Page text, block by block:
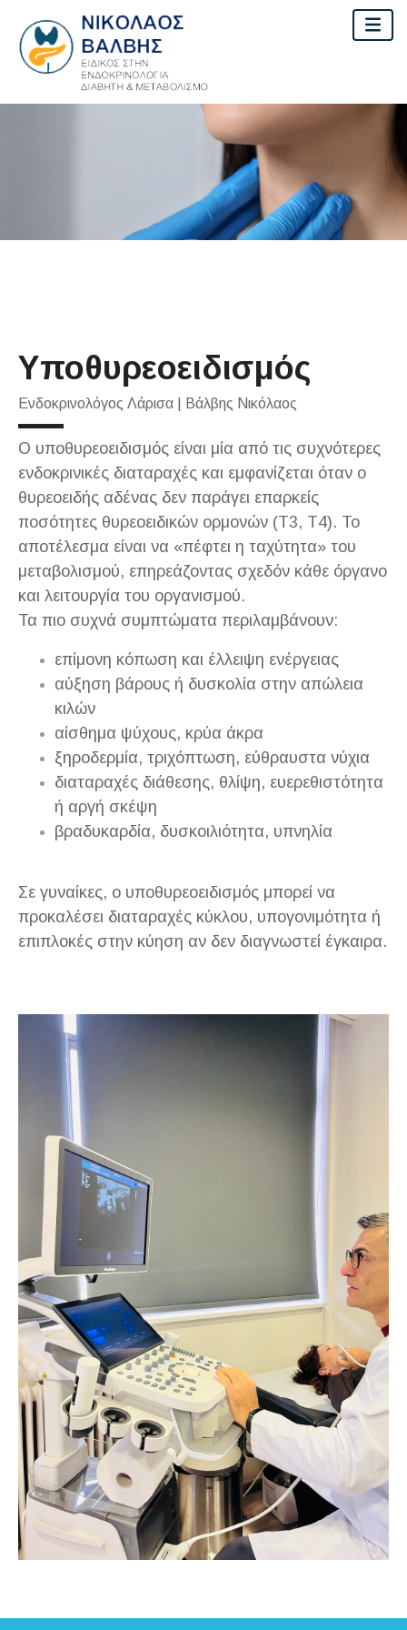
Υποθυρεοειδισμός
Ενδοκρινολόγος Λάρισα | Βάλβης Νικόλαος
Ο υποθυρεοειδισμός είναι μία από τις συχνότερες
ενδοκρινικές διαταραχές και εμφανίζεται όταν ο
θυρεοειδής αδένας δεν παράγει επαρκείς
ποσότητες θυρεοειδικών ορμονών (Τ3, Τ4). Το
αποτέλεσμα είναι να «πέφτει η ταχύτητα» του
μεταβολισμού, επηρεάζοντας σχεδόν κάθε όργανο
και λειτουργία του οργανισμού.
Τα πιο συχνά συμπτώματα περιλαμβάνουν:
επίμονη κόπωση και έλλειψη ενέργειας
αύξηση βάρους ή δυσκολία στην απώλεια
κιλών
αίσθημα ψύχους, κρύα άκρα
ξηροδερμία, τριχόπτωση, εύθραυστα νύχια
διαταραχές διάθεσης, θλίψη, ευερεθιστότητα
ή αργή σκέψη
βραδυκαρδία, δυσκοιλιότητα, υπνηλία
Σε γυναίκες, ο υποθυρεοειδισμός μπορεί να
προκαλέσει διαταραχές κύκλου, υπογονιμότητα ή
επιπλοκές στην κύηση αν δεν διαγνωστεί έγκαιρα.